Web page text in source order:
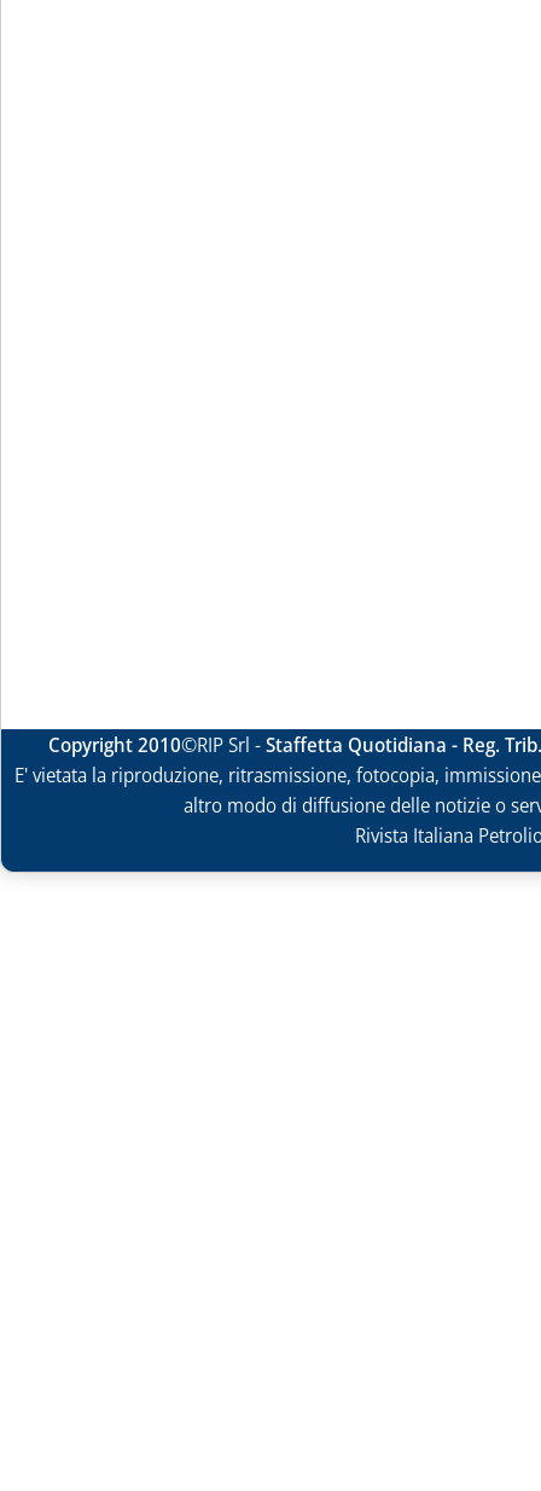
Copyright 2010©RIP Srl -Staffetta Quotidiana - Reg.
E' vietata la riproduzione, ritrasmissione, fotocopia,
altro modo di diffusione delle notizie o
Rivista Italiana